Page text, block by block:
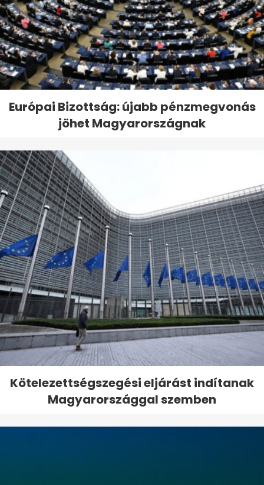
Európai Bizottság: újabb pénzmegvonás
jöhet Magyarországnak
Kötelezettségszegési eljárást indítanak
Magyarországgal szemben